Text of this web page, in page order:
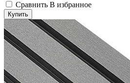
Сравнить В избранное
Купить